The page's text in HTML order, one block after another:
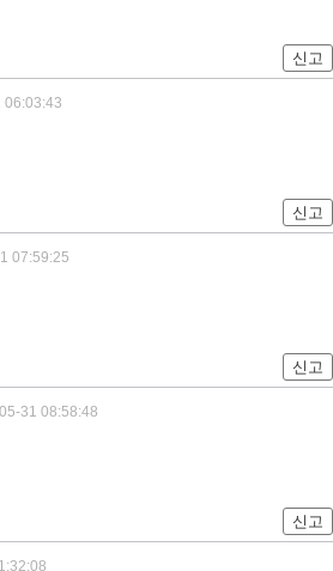
신고
06:03:43
신고
07:59:25
신고
31 08:58:48
신고